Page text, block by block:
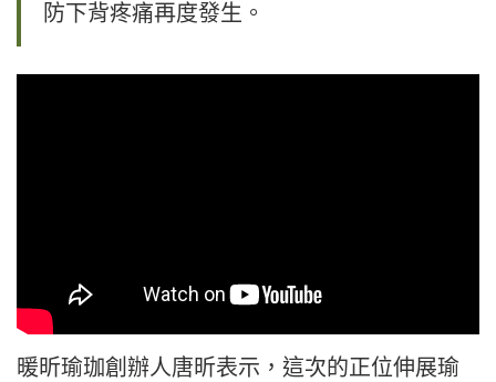
防下背疼痛再度發生。
暖昕瑜珈創辦人唐昕表示，這次的正位伸展瑜